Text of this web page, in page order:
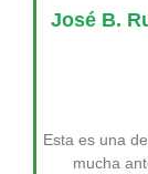
José B.
Esta es una
mucha